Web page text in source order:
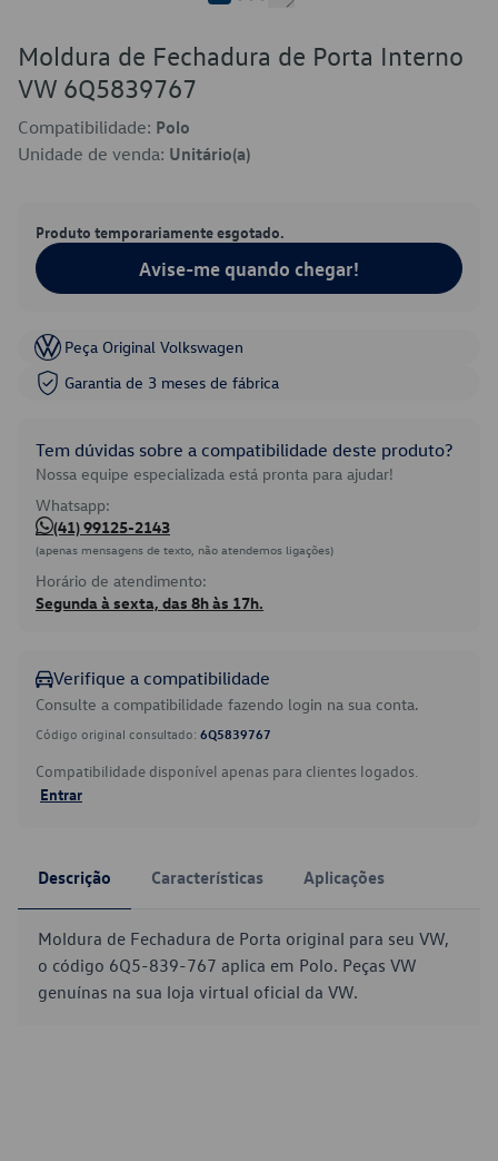
Moldura de Fechadura de Porta Interno
VW 6Q5839767
Compatibilidade: Polo
Unidade de venda: Unitário(a)
Produto temporariamente esgotado.
Avise-me quando chegar!
Peça Original Volkswagen
Garantia de 3 meses de fábrica
Tem dúvidas sobre a compatibilidade deste produto?
Nossa equipe especializada está pronta para ajudar!
Whatsapp:
(41) 99125-2143
(apenas mensagens de texto, não atendemos ligações)
Horário de atendimento:
Segunda à sexta, das 8h às 17h.
Verifique a compatibilidade
Consulte a compatibilidade fazendo login na sua conta.
Código original consultado: 6Q5839767
Compatibilidade disponível apenas para clientes logados.
Entrar
Descrição Características Aplicações
Moldura de Fechadura de Porta original para seu VW,
o código 6Q5-839-767 aplica em Polo. Peças VW
genuínas na sua loja virtual oficial da VW.